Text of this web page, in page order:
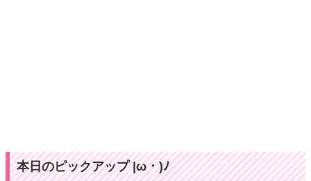
本日のピックアップ |ω・)ﾉ